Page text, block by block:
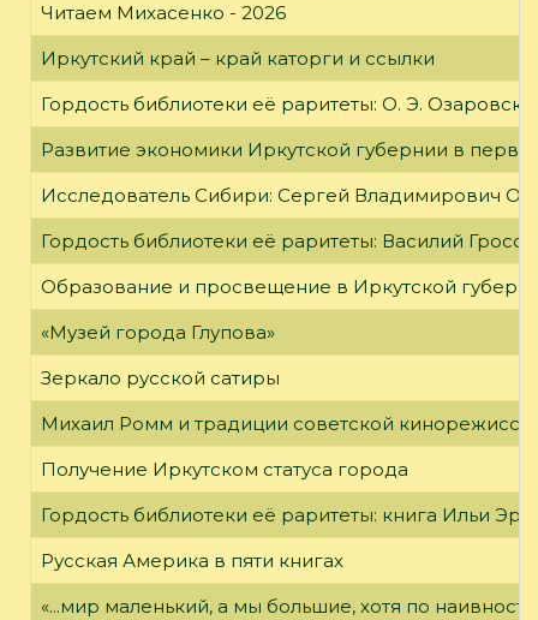
Читаем Михасенко - 2026
Иркутский край – край каторги и ссылки
Гордость библиотеки её раритеты: О. Э.
Развитие экономики Иркутской губернии в
Исследователь Сибири: Сергей Владимирович
Гордость библиотеки её раритеты: Василий
Образование и просвещение в Иркутской
«Музей города Глупова»
Зеркало русской сатиры
Михаил Ромм и традиции советской
Получение Иркутском статуса города
Гордость библиотеки её раритеты: книга Ильи
Русская Америка в пяти книгах
«...мир маленький, а мы большие, хотя по